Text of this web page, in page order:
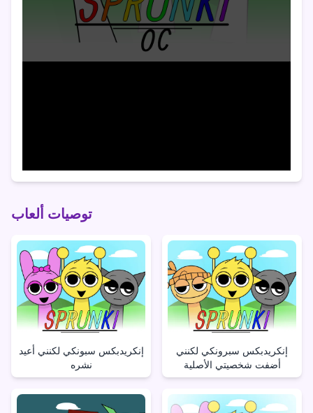
توصيات ألعاب
إنكريدبكس سبونكي لكنني أعيد
نشره
إنكريدبكس سبرونكي لكنني
أضفت شخصيتي الأصلية